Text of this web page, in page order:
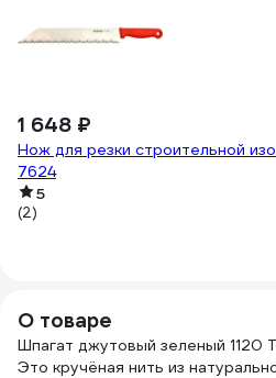
1 648 ₽
Нож для резки строительной
7624
5
(2)
О товаре
Шпагат джутовый зеленый
Это кручёная нить из